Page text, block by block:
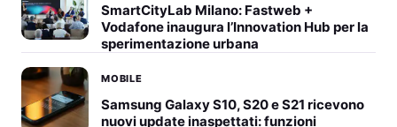
SmartCityLab Milano: Fastweb +
Vodafone inaugura l’Innovation Hub per la
sperimentazione urbana
MOBILE
Samsung Galaxy S10, S20 e S21 ricevono
nuovi update inaspettati: funzioni